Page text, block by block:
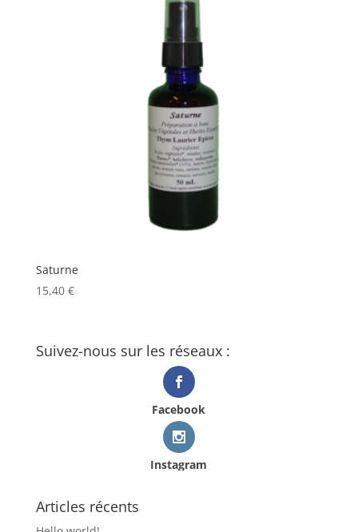
Saturne
15,40 €
Suivez-nous sur les réseaux :
Facebook
Instagram
Articles récents